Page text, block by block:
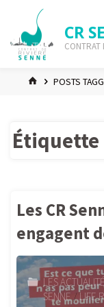
content
CR
CONTRAT
HOMEPOSTS
Étiquette
Les CR
engagent
LES
SENNE /LIFE